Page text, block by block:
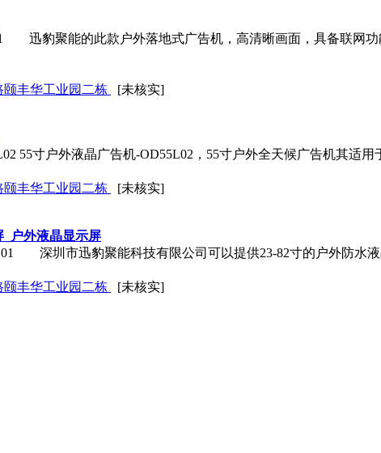
豹聚能的此款户外落地式广告机，高清晰画面，具备联网功
丰华工业园二栋
[未核实]
55寸户外液晶广告机-OD55L02，55寸户外全天候广告机其适用
丰华工业园二栋
[未核实]
_户外液晶显示屏
深圳市迅豹聚能科技有限公司可以提供23-82寸的户外防水液
丰华工业园二栋
[未核实]